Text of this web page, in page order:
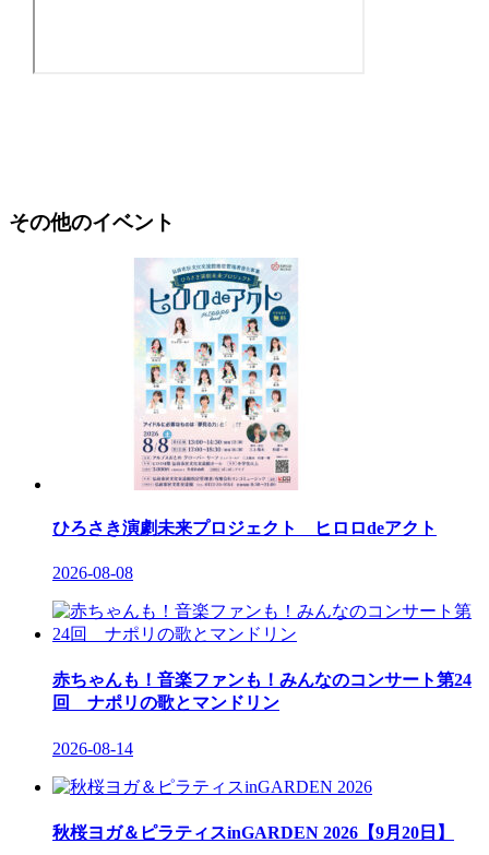
その他のイベント
ひろさき演劇未来プロジェクト ヒロロdeアクト
2026-08-08
赤ちゃんも！音楽ファンも！みんなのコンサート第24
回 ナポリの歌とマンドリン
2026-08-14
秋桜ヨガ＆ピラティスinGARDEN 2026【9月20日】